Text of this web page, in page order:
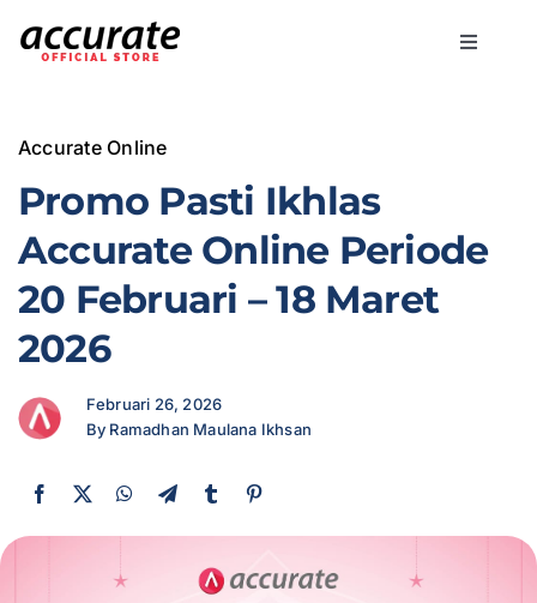
Toggle
Bisnis
Fitur
Harga
Promo
Marketing
Presentasi
Accurate Online
Promo Pasti Ikhlas
Accurate Online Periode
20 Februari – 18 Maret
2026
Februari 26, 2026
By Ramadhan Maulana Ikhsan